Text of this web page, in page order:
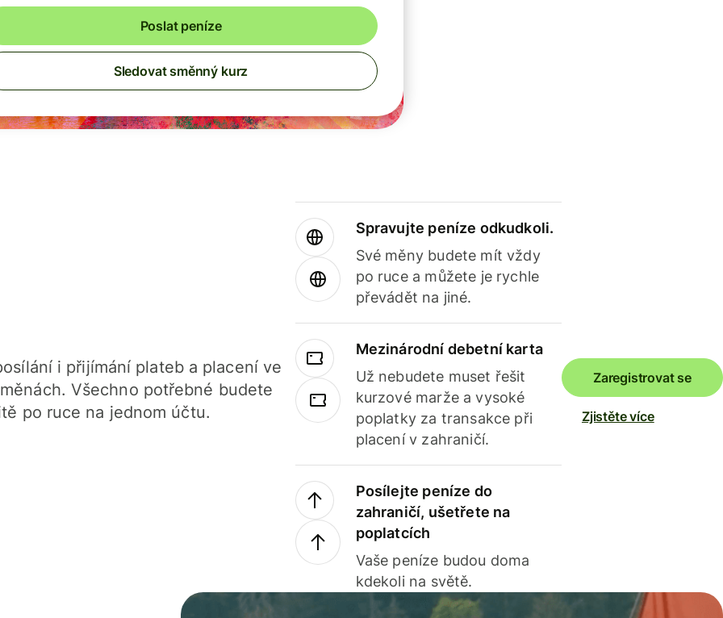
Poslat peníze
Sledovat směnný kurz
i přijímání plateb a placení ve
Všechno potřebné budete
po ruce na jednom účtu.
Spravujte peníze odkudkoli.
Své měny budete mít vždy
po ruce a můžete je rychle
převádět na jiné.
Mezinárodní debetní karta
Už nebudete muset řešit
kurzové marže a vysoké
poplatky za transakce při
placení v zahraničí.
Posílejte peníze do
zahraničí, ušetřete na
poplatcích
Vaše peníze budou doma
kdekoli na světě.
Zaregistrovat se
Zjistěte více